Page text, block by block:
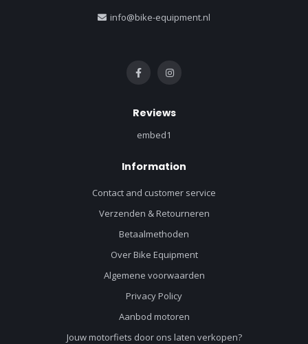
info@bike-equipment.nl
Reviews
embed1
Information
Contact and customer service
Verzenden & Retourneren
Betaalmethoden
Over Bike Equipment
Algemene voorwaarden
Privacy Policy
Aanbod motoren
Jouw motorfiets door ons laten verkopen?